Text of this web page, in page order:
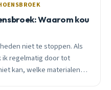
Waarom kou
niet te stoppen. Als
regelmatig door tot
kan, welke materialen